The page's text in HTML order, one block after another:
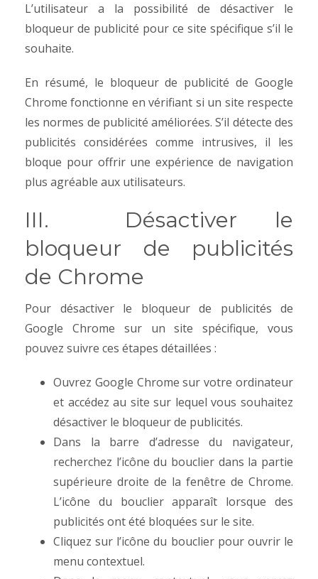
L’utilisateur a la possibilité de désactiver le
bloqueur de publicité pour ce site spécifique s’il le
souhaite.
En résumé, le bloqueur de publicité de Google
Chrome fonctionne en vérifiant si un site respecte
les normes de publicité améliorées. S’il détecte des
publicités considérées comme intrusives, il les
bloque pour offrir une expérience de navigation
plus agréable aux utilisateurs.
III. Désactiver le
bloqueur de publicités
de Chrome
Pour désactiver le bloqueur de publicités de
Google Chrome sur un site spécifique, vous
pouvez suivre ces étapes détaillées :
Ouvrez Google Chrome sur votre ordinateur
et accédez au site sur lequel vous souhaitez
désactiver le bloqueur de publicités.
Dans la barre d’adresse du navigateur,
recherchez l’icône du bouclier dans la partie
supérieure droite de la fenêtre de Chrome.
L’icône du bouclier apparaît lorsque des
publicités ont été bloquées sur le site.
Cliquez sur l’icône du bouclier pour ouvrir le
menu contextuel.